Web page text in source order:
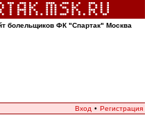
болельщиков ФК "Спартак" Москва
Вход • Регистрация